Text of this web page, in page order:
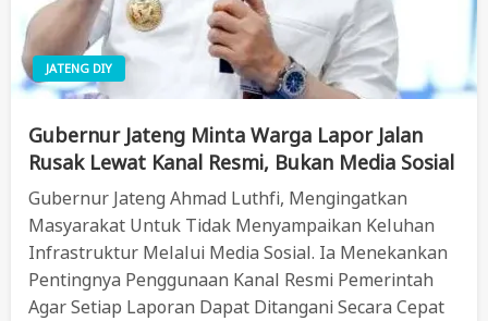
JATENG DIY
Gubernur Jateng Minta Warga Lapor Jalan
Rusak Lewat Kanal Resmi, Bukan Media Sosial
Gubernur Jateng Ahmad Luthfi, Mengingatkan
Masyarakat Untuk Tidak Menyampaikan Keluhan
Infrastruktur Melalui Media Sosial. Ia Menekankan
Pentingnya Penggunaan Kanal Resmi Pemerintah
Agar Setiap Laporan Dapat Ditangani Secara Cepat